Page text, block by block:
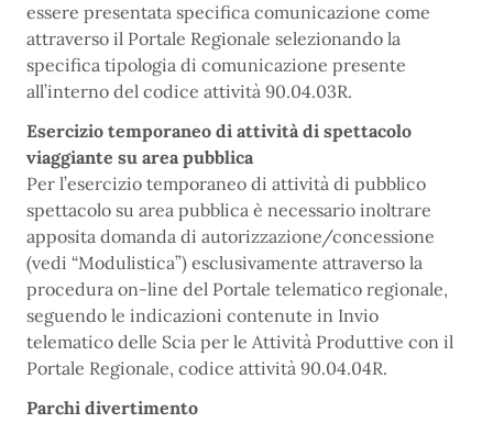
essere presentata specifica comunicazione come
attraverso il Portale Regionale selezionando la
specifica tipologia di comunicazione presente
all’interno del codice attività 90.04.03R.
Esercizio temporaneo di attività di spettacolo
viaggiante su area pubblica
Per l’esercizio temporaneo di attività di pubblico
spettacolo su area pubblica è necessario inoltrare
apposita domanda di autorizzazione/concessione
(vedi “Modulistica”) esclusivamente attraverso la
procedura on-line del Portale telematico regionale,
seguendo le indicazioni contenute in Invio
telematico delle Scia per le Attività Produttive con il
Portale Regionale, codice attività 90.04.04R.
Parchi divertimento